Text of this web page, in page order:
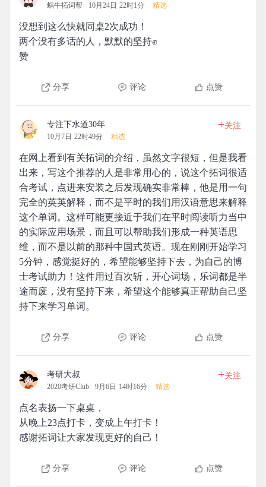
蜗牛拓词帮 10月24日 22时1分 精选
没想到这么快就同桌2次成功！
两个没有多话的人，默默的坚持✊
赞
分享 评论 点赞
专注下水道30年
10月7日 22时49分 精选
+关注
在网上看到有关拓词的介绍，虽然文字很短，但是我看
出来，写这个推荐的人是非常用心的，说这个拓词很适
合考试，点进来安装之后发现确实非常棒，他是用一句
完全的英英解释，而不是平时的我们用汉语意思来解释
这个单词。这样可能更接近于我们在平时阅读听力当中
的实际应用场景，而且可以帮助我们形成一种英语思
维，而不是以前的那种中国式英语。现在刚刚开始学习
5分钟，感觉挺好的，希望能够坚持下去，为自己的博
士考试助力！这件用过百次斩，开心词场，乐词都是半
途而废，没有坚持下来，希望这个能够真正帮助自己坚
持下来学习单词。
分享 评论 点赞
考研大叔
2020考研Club 9月6日 14时16分 精选
+关注
点名表扬一下桌桌，
从晚上23点打卡，变成上午打卡！
感谢拓词让大家发现更好的自己！
分享 评论 点赞